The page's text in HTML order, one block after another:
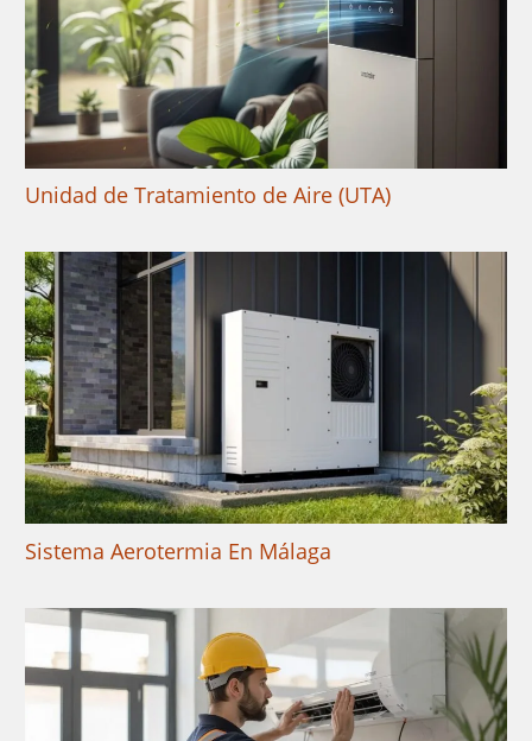
Unidad de Tratamiento de Aire (UTA)
Sistema Aerotermia En Málaga